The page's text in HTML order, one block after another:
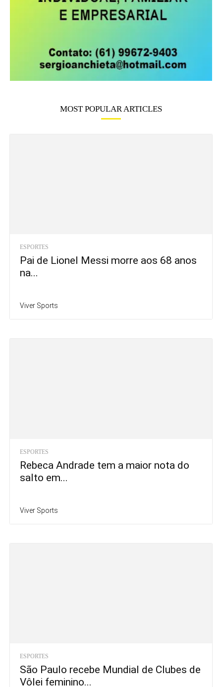
MOST POPULAR ARTICLES
ESPORTES
Pai de Lionel Messi morre aos 68 anos
na...
Viver Sports
ESPORTES
Rebeca Andrade tem a maior nota do
salto em...
Viver Sports
ESPORTES
São Paulo recebe Mundial de Clubes de
Vôlei feminino...